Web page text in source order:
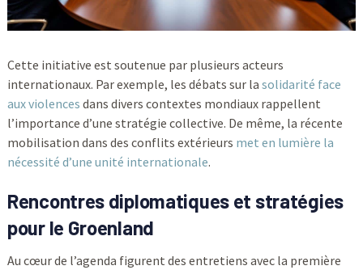
Cette initiative est soutenue par plusieurs acteurs
internationaux. Par exemple, les débats sur la solidarité face
aux violences dans divers contextes mondiaux rappellent
l’importance d’une stratégie collective. De même, la récente
mobilisation dans des conflits extérieurs met en lumière la
nécessité d’une unité internationale.
Rencontres diplomatiques et stratégies
pour le Groenland
Au cœur de l’agenda figurent des entretiens avec la première